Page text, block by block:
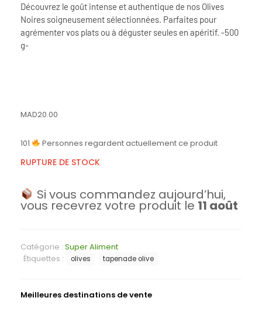
Découvrez le goût intense et authentique de nos Olives
Noires soigneusement sélectionnées. Parfaites pour
agrémenter vos plats ou à déguster seules en apéritif. -500
g-
MAD20.00
101 Personnes regardent actuellement ce produit
RUPTURE DE STOCK
Si vous commandez aujourd’hui,
vous recevrez votre produit le 11 août
Catégorie : Super Aliment
Étiquettes :
olives tapenade olive
Meilleures destinations de vente